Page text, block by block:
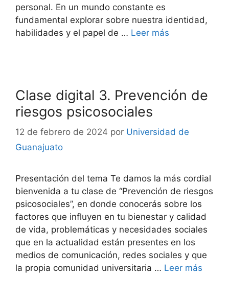
personal. En un mundo constante es
fundamental explorar sobre nuestra identidad,
habilidades y el papel de … Leer más
Clase digital 3. Prevención de
riesgos psicosociales
12 de febrero de 2024 por Universidad de
Guanajuato
Presentación del tema Te damos la más cordial
bienvenida a tu clase de “Prevención de riesgos
psicosociales”, en donde conocerás sobre los
factores que influyen en tu bienestar y calidad
de vida, problemáticas y necesidades sociales
que en la actualidad están presentes en los
medios de comunicación, redes sociales y que
la propia comunidad universitaria … Leer más